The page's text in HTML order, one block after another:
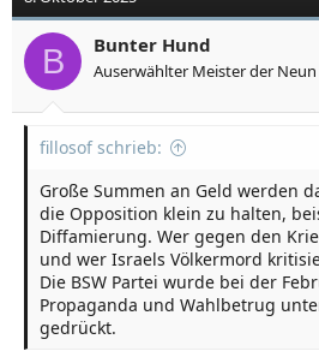
B Bunter Hund
Auserwählter Meister der Neun
fillosof schrieb:
Große Summen an Geld werden
die Opposition klein zu halten,
Diffamierung. Wer gegen den
und wer Israels Völkermord
Die BSW Partei wurde bei der
Propaganda und Wahlbetrug
gedrückt.